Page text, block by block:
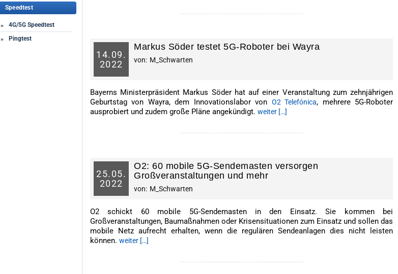
Speedtest
»
4G/5G Speedtest
»
Pingtest
14. 09.
2022
Markus Söder testet 5G-Roboter bei Wayra
von: M_Schwarten
Bayerns Ministerpräsident Markus Söder hat auf einer Veranstaltung zum zehnjährigen
Geburtstag von Wayra, dem Innovationslabor von O2 Telefónica, mehrere 5G-Roboter
ausprobiert und zudem große Pläne angekündigt. weiter […]
25. 05.
2022
O2: 60 mobile 5G-Sendemasten versorgen
Großveranstaltungen und mehr
von: M_Schwarten
O2 schickt 60 mobile 5G-Sendemasten in den Einsatz. Sie kommen bei
Großveranstaltungen, Baumaßnahmen oder Krisensituationen zum Einsatz und sollen das
mobile Netz aufrecht erhalten, wenn die regulären Sendeanlagen dies nicht leisten
können. weiter […]